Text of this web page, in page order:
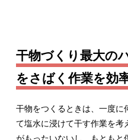
干物づくり最大の
をさばく作業を効
干物をつくるときは、一度に
て塩水に浸けて干す作業を考